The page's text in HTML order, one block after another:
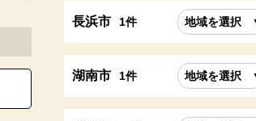
長浜市 1件 地域を選択
湖南市 1件 地域を選択